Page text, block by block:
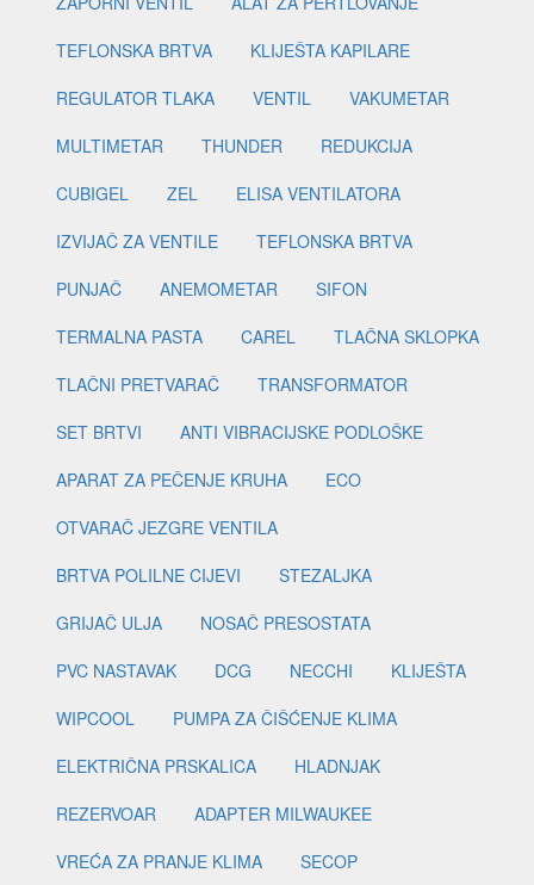
TEFLONSKA BRTVA
KLIJEŠTA KAPILARE
REGULATOR TLAKA
VENTIL
VAKUMETAR
MULTIMETAR
THUNDER
REDUKCIJA
CUBIGEL
ZEL
ELISA VENTILATORA
IZVIJAČ ZA VENTILE
TEFLONSKA BRTVA
PUNJAČ
ANEMOMETAR
SIFON
TERMALNA PASTA
CAREL
TLAČNA SKLOPKA
TLAČNI PRETVARAČ
TRANSFORMATOR
SET BRTVI
ANTI VIBRACIJSKE PODLOŠKE
APARAT ZA PEČENJE KRUHA
ECO
OTVARAČ JEZGRE VENTILA
BRTVA POLILNE CIJEVI
STEZALJKA
GRIJAČ ULJA
NOSAČ PRESOSTATA
PVC NASTAVAK
DCG NECCHI
KLIJEŠTA
WIPCOOL
PUMPA ZA ČIŠĆENJE KLIMA
ELEKTRIČNA PRSKALICA
HLADNJAK
REZERVOAR
ADAPTER MILWAUKEE
VREĆA ZA PRANJE KLIMA
SECOP